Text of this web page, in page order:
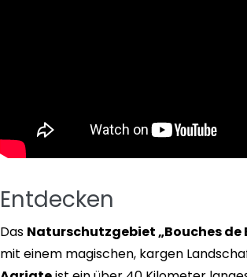
Entdecken
Das Naturschutzgebiet „Bouches de
mit einem magischen, kargen